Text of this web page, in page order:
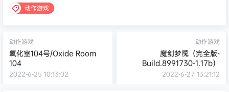
动作游戏
动作游戏
氧化室104号/Oxide Room
104
2022-6-25 10:13:02
动作游戏
魔剑梦魇（完全版-
Build.8991730-1.17b）
2022-6-27 13:21:12